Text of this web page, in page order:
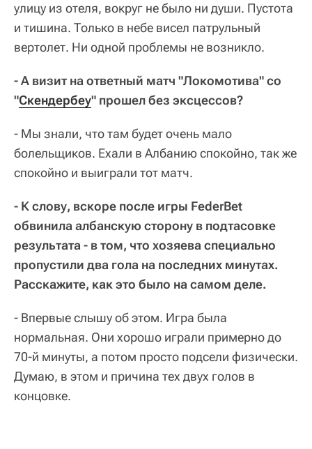
улицу из отеля, вокруг не было ни души. Пустота
и тишина. Только в небе висел патрульный
вертолет. Ни одной проблемы не возникло.
- А визит на ответный матч "Локомотива" со
"Скендербеу" прошел без эксцессов?
- Мы знали, что там будет очень мало
болельщиков. Ехали в Албанию спокойно, так же
спокойно и выиграли тот матч.
- К слову, вскоре после игры FederBet
обвинила албанскую сторону в подтасовке
результата - в том, что хозяева специально
пропустили два гола на последних минутах.
Расскажите, как это было на самом деле.
- Впервые слышу об этом. Игра была
нормальная. Они хорошо играли примерно до
70-й минуты, а потом просто подсели физически.
Думаю, в этом и причина тех двух голов в
концовке.